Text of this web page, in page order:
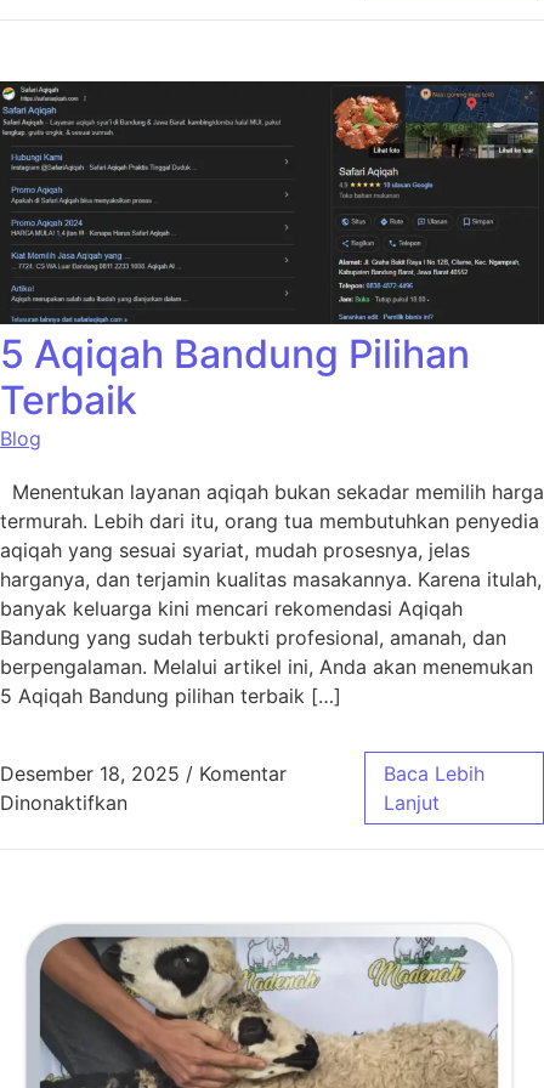
5 Aqiqah Bandung Pilihan
Terbaik
Blog
Menentukan layanan aqiqah bukan sekadar memilih harga
termurah. Lebih dari itu, orang tua membutuhkan penyedia
aqiqah yang sesuai syariat, mudah prosesnya, jelas
harganya, dan terjamin kualitas masakannya. Karena itulah,
banyak keluarga kini mencari rekomendasi Aqiqah
Bandung yang sudah terbukti profesional, amanah, dan
berpengalaman. Melalui artikel ini, Anda akan menemukan
5 Aqiqah Bandung pilihan terbaik […]
Desember 18, 2025 / Komentar
Dinonaktifkanpada 5 Aqiqah Bandung Pilihan Terbaik
Baca Lebih
Lanjut